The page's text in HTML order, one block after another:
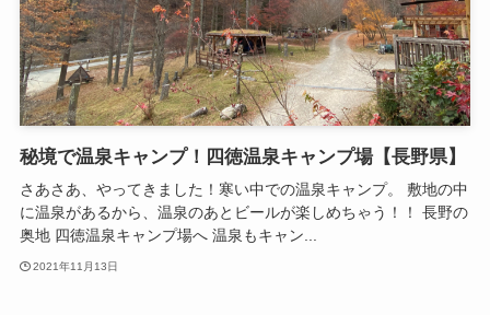
秘境で温泉キャンプ！四徳温泉キャンプ場【長野県】
さあさあ、やってきました！寒い中での温泉キャンプ。 敷地の中
に温泉があるから、温泉のあとビールが楽しめちゃう！！ 長野の
奥地 四徳温泉キャンプ場へ 温泉もキャン...
2021年11月13日